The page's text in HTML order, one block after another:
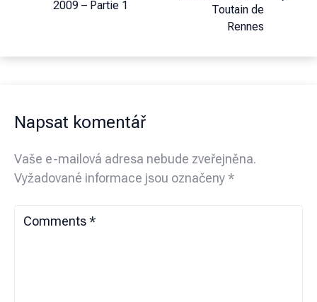
2009 – Partie 1
Toutain de
Rennes
Napsat komentář
Vaše e-mailová adresa nebude zveřejněna.
Vyžadované informace jsou označeny*